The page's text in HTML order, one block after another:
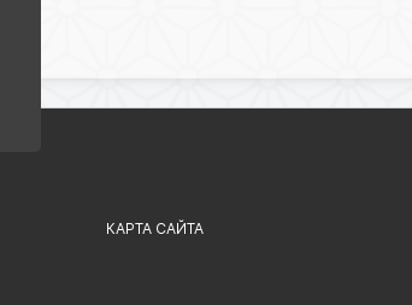
КАРТА САЙТА